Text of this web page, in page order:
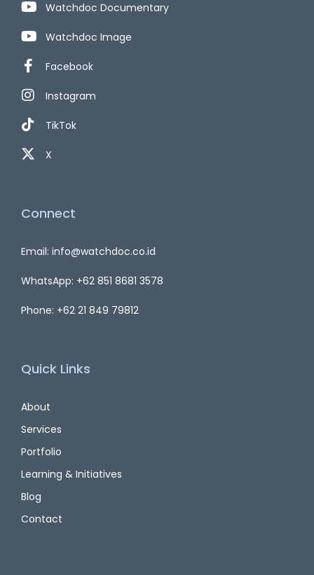
Watchdoc Documentary
Watchdoc Image
Facebook
Instagram
TikTok
X
Connect
Email: info@watchdoc.co.id
WhatsApp: +62 851 8681 3578
Phone: +62 21 849 79812
Quick Links
About
Services
Portfolio
Learning & Initiatives
Blog
Contact